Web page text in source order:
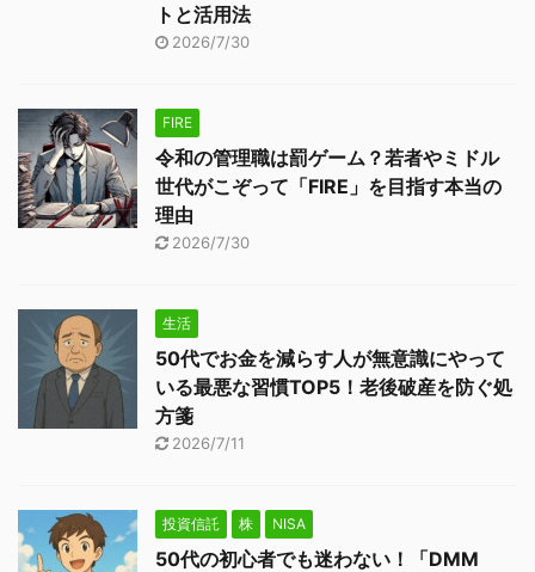
トと活用法
2026/7/30
FIRE
令和の管理職は罰ゲーム？若者やミドル
世代がこぞって「FIRE」を目指す本当の
理由
2026/7/30
生活
50代でお金を減らす人が無意識にやって
いる最悪な習慣TOP5！老後破産を防ぐ処
方箋
2026/7/11
投資信託 株 NISA
50代の初心者でも迷わない！「DMM